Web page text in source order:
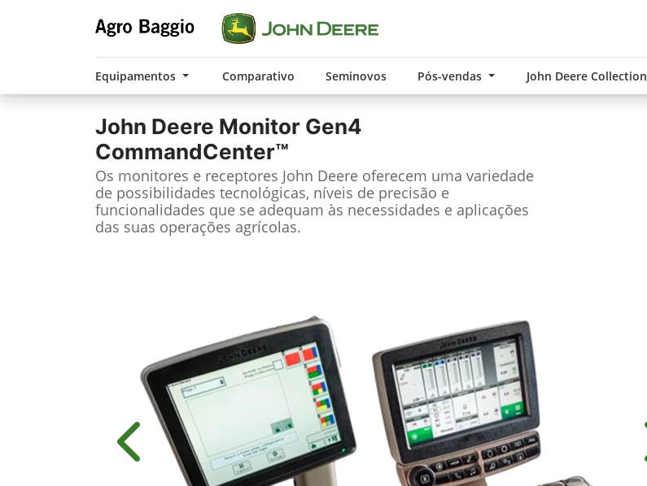
Equipamentos Comparativo Seminovos Pós-vendas John Deere Collection
John Deere Monitor Gen4
CommandCenter™
Os monitores e receptores John Deere oferecem uma variedade
de possibilidades tecnológicas, níveis de precisão e
funcionalidades que se adequam às necessidades e aplicações
das suas operações agrícolas.
Anterior